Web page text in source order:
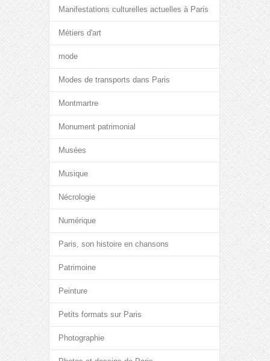
Manifestations culturelles actuelles à Paris
Métiers d'art
mode
Modes de transports dans Paris
Montmartre
Monument patrimonial
Musées
Musique
Nécrologie
Numérique
Paris, son histoire en chansons
Patrimoine
Peinture
Petits formats sur Paris
Photographie